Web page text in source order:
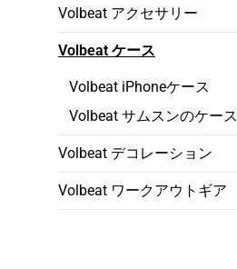
Volbeat アクセサリー
Volbeat ケース
Volbeat iPhoneケース
Volbeat サムスンのケース
Volbeat デコレーション
Volbeat ワークアウトギア